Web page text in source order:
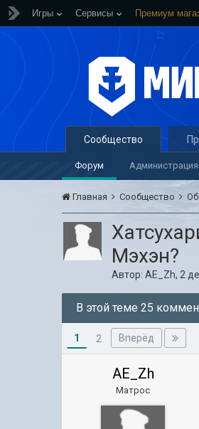
Игры Сервисы Премиум
Сообщество
Форум Администрация
Главная Сообщество
Мэхэн?
Автор:AE_Zh, 2
В этой теме 25
1 2 Вперёд
AE_Zh
Матрос